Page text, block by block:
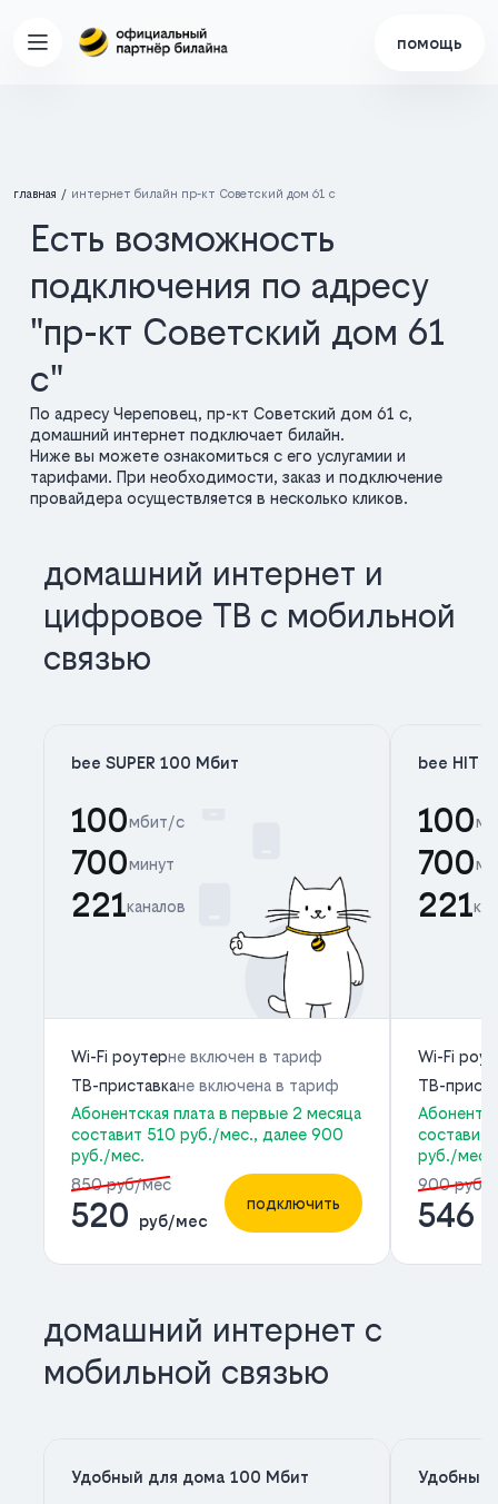
помощь
главная интернет билайн пр-кт Советский дом 61 с
Есть возможность
подключения по адресу
"пр-кт Советский дом 61
с"
По адресу Череповец, пр-кт Советский дом 61 с,
домашний интернет подключает билайн.
Ниже вы можете ознакомиться с его услугамии и
тарифами. При необходимости, заказ и подключение
провайдера осуществляется в несколько кликов.
домашний интернет и
цифровое ТВ с мобильной
связью
bee SUPER 100 Мбит
100мбит/с
700минут
221каналов
Wi-Fi роутерне включен в тариф
ТВ-приставкане включена в тариф
Абонентская плата в первые 2 месяца
составит 510 руб./мес., далее 900
руб./мес.
850 руб/мес
520 руб/мес
подключить
bee HIT
100
700
221
Wi-Fi
ТВ-
составит
руб./мес.
900 руб/
546
домашний интернет с
мобильной связью
Удобный для дома 100 Мбит Удобный